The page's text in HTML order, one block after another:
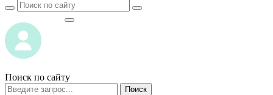
Поиск по сайту
Поиск